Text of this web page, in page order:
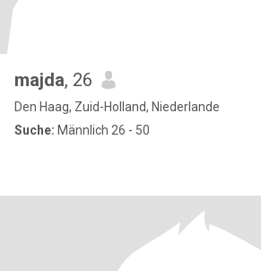
majda, 26
Den Haag, Zuid-Holland, Niederlande
Suche: Männlich 26 - 50